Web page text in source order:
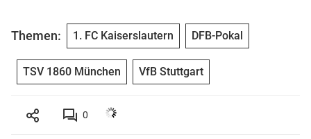
Themen: 1. FC Kaiserslautern DFB-Pokal
TSV 1860 München VfB Stuttgart
0